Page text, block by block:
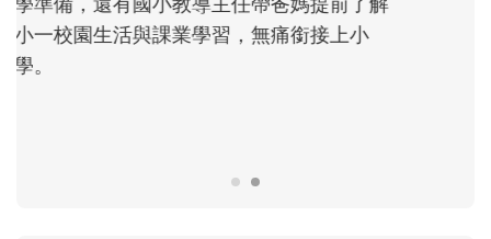
親水準備和戲水安全開始，陪孩子玩得開心